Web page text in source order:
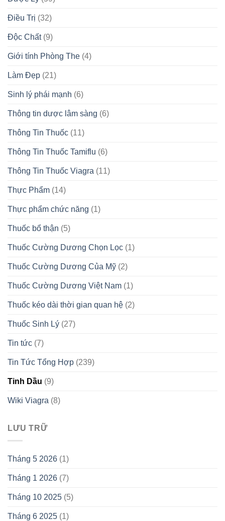
Điều Trị (32)
Độc Chất(9)
Giới tính Phòng The (4)
Làm Đẹp (21)
Sinh lý phái mạnh (6)
Thông tin dược lâm sàng (6)
Thông Tin Thuốc (11)
Thông Tin Thuốc Tamiflu (6)
Thông Tin Thuốc Viagra (11)
Thực Phẩm (14)
Thực phẩm chức năng (1)
Thuốc bổ thận (5)
Thuốc Cường Dương Chọn Lọc (1)
Thuốc Cường Dương Của Mỹ (2)
Thuốc Cường Dương Việt Nam (1)
Thuốc kéo dài thời gian quan hệ (2)
Thuốc Sinh Lý (27)
Tin tức (7)
Tin Tức Tổng Hợp (239)
Tinh Dầu (9)
Wiki Viagra (8)
LƯU TRỮ
Tháng 5 2026 (1)
Tháng 1 2026 (7)
Tháng 10 2025 (5)
Tháng 6 2025 (1)